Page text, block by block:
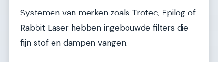
Systemen van merken zoals Trotec, Epilog of
Rabbit Laser hebben ingebouwde filters die
fijn stof en dampen vangen.